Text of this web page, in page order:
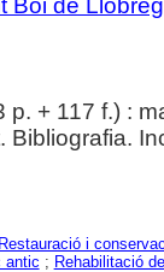
p. + 117 f.) :
Bibliografia.
Restauració i
antic ; Rehabilitació